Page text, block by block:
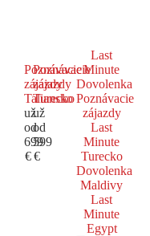
Poznávacie
zájazdy
Taliansko
už
od
699
€
Poznávacie
zájazdy
Turecko
už
od
599
€
Last
Minute
Dovolenka
Poznávacie
zájazdy
Last
Minute
Turecko
Dovolenka
Maldivy
Last
Minute
Egypt